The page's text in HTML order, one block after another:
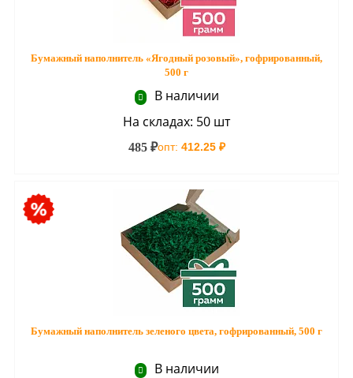
Бумажный наполнитель «Ягодный розовый», гофрированный,
500 г
В наличии
На складах: 50 шт
485 ₽опт: 412.25 ₽
Бумажный наполнитель зеленого цвета, гофрированный, 500 г
В наличии